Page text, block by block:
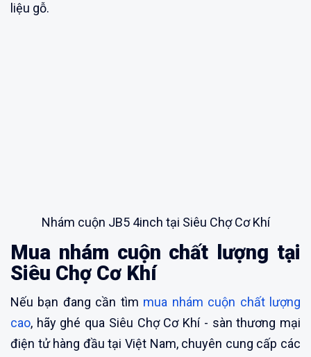
liệu gỗ.
Nhám cuộn JB5 4inch tại Siêu Chợ Cơ Khí
Mua nhám cuộn chất lượng tại
Siêu Chợ Cơ Khí
Nếu bạn đang cần tìm mua nhám cuộn chất lượng
cao, hãy ghé qua Siêu Chợ Cơ Khí - sàn thương mại
điện tử hàng đầu tại Việt Nam, chuyên cung cấp các